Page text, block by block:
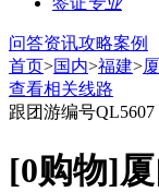
问答资讯攻略案例
首页>国内>福建>
查看相关线路
跟团游编号QL5607
[0购物]